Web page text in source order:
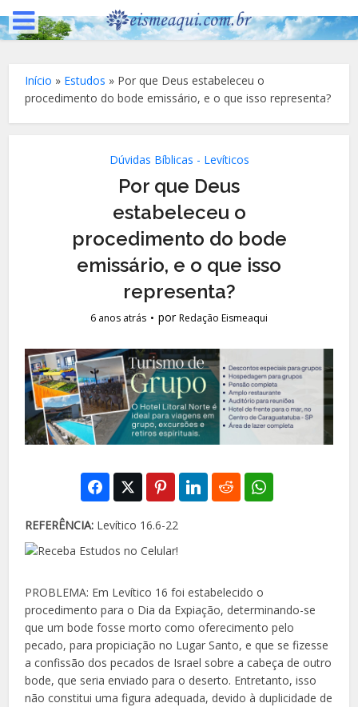
Início » Estudos » Por que Deus estabeleceu o
procedimento do bode emissário, e o que isso representa?
Dúvidas Bíblicas - Levíticos
Por que Deus
estabeleceu o
procedimento do bode
emissário, e o que isso
representa?
6 anos atrás porRedação Eismeaqui
REFERÊNCIA: Levítico 16.6-22
PROBLEMA: Em Levítico 16 foi estabelecido o
procedimento para o Dia da Expiação, determinando-se
que um bode fosse morto como oferecimento pelo
pecado, para propiciação no Lugar Santo, e que se fizesse
a confissão dos pecados de Israel sobre a cabeça de outro
bode, que seria enviado para o deserto. Entretanto, isso
não constitui uma figura adequada, devido à duplicidade de